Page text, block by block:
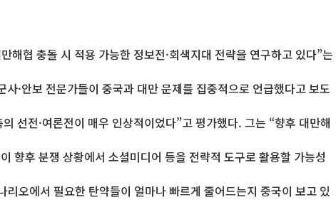
협 충돌 시 적용 가능한 정보전·회색지대 전략을 연구하고 있다”는
·안보 전문가들이 중국과 대만 문제를 집중적으로 언급했다고 보도
선전·여론전이 매우 인상적이었다”고 평가했다. 그는 “향후 대만해
향후 분쟁 상황에서 소셜미디어 등을 전략적 도구로 활용할 가능성
오에서 필요한 탄약들이 얼마나 빠르게 줄어드는지 중국이 보고 있